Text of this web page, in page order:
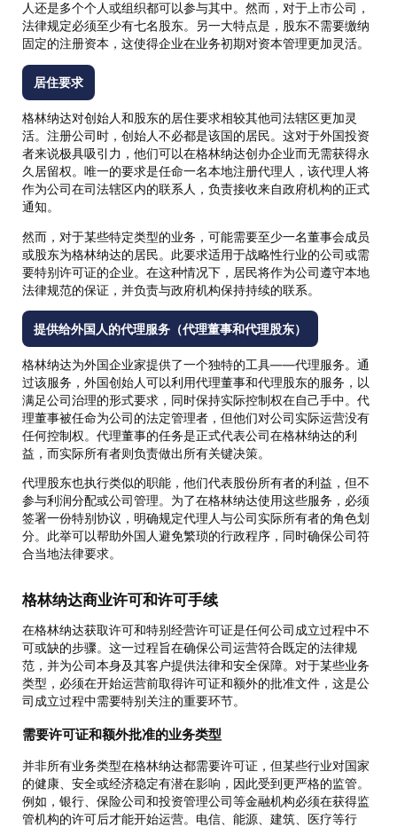
人还是多个个人或组织都可以参与其中。然而，对于上市公司，
法律规定必须至少有七名股东。另一大特点是，股东不需要缴纳
固定的注册资本，这使得企业在业务初期对资本管理更加灵活。
居住要求
格林纳达对创始人和股东的居住要求相较其他司法辖区更加灵
活。注册公司时，创始人不必都是该国的居民。这对于外国投资
者来说极具吸引力，他们可以在格林纳达创办企业而无需获得永
久居留权。唯一的要求是任命一名本地注册代理人，该代理人将
作为公司在司法辖区内的联系人，负责接收来自政府机构的正式
通知。
然而，对于某些特定类型的业务，可能需要至少一名董事会成员
或股东为格林纳达的居民。此要求适用于战略性行业的公司或需
要特别许可证的企业。在这种情况下，居民将作为公司遵守本地
法律规范的保证，并负责与政府机构保持持续的联系。
提供给外国人的代理服务（代理董事和代理股东）
格林纳达为外国企业家提供了一个独特的工具——代理服务。通
过该服务，外国创始人可以利用代理董事和代理股东的服务，以
满足公司治理的形式要求，同时保持实际控制权在自己手中。代
理董事被任命为公司的法定管理者，但他们对公司实际运营没有
任何控制权。代理董事的任务是正式代表公司在格林纳达的利
益，而实际所有者则负责做出所有关键决策。
代理股东也执行类似的职能，他们代表股份所有者的利益，但不
参与利润分配或公司管理。为了在格林纳达使用这些服务，必须
签署一份特别协议，明确规定代理人与公司实际所有者的角色划
分。此举可以帮助外国人避免繁琐的行政程序，同时确保公司符
合当地法律要求。
格林纳达商业许可和许可手续
在格林纳达获取许可和特别经营许可证是任何公司成立过程中不
可或缺的步骤。这一过程旨在确保公司运营符合既定的法律规
范，并为公司本身及其客户提供法律和安全保障。对于某些业务
类型，必须在开始运营前取得许可证和额外的批准文件，这是公
司成立过程中需要特别关注的重要环节。
需要许可证和额外批准的业务类型
并非所有业务类型在格林纳达都需要许可证，但某些行业对国家
的健康、安全或经济稳定有潜在影响，因此受到更严格的监管。
例如，银行、保险公司和投资管理公司等金融机构必须在获得监
管机构的许可后才能开始运营。电信、能源、建筑、医疗等行